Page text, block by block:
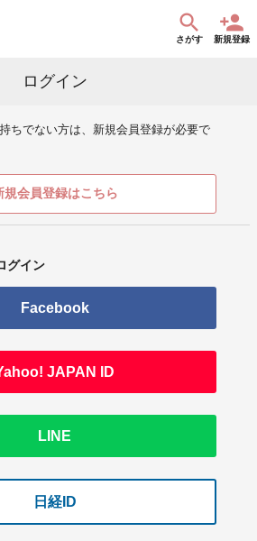
さがす 新規登録
ログイン
ちでない方は、新規会員登録が必要で
規会員登録はこちら
グイン
Facebook
JAPAN ID
LINE
日経ID